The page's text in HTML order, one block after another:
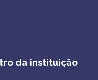
da instituição